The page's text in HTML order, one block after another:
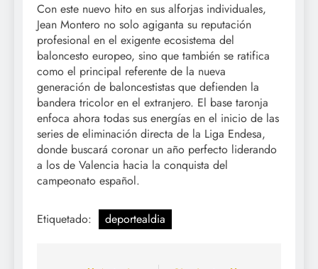
Con este nuevo hito en sus alforjas individuales,
Jean Montero no solo agiganta su reputación
profesional en el exigente ecosistema del
baloncesto europeo, sino que también se ratifica
como el principal referente de la nueva
generación de baloncestistas que defienden la
bandera tricolor en el extranjero. El base taronja
enfoca ahora todas sus energías en el inicio de las
series de eliminación directa de la Liga Endesa,
donde buscará coronar un año perfecto liderando
a los de Valencia hacia la conquista del
campeonato español.
Etiquetado: deportealdia